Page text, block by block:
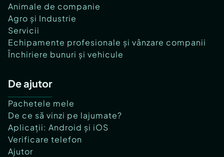
Animale de companie
Agro și Industrie
Servicii
Echipamente profesionale și vânzare companii
Închiriere bunuri și vehicule
De ajutor
Pachetele mele
De ce să vinzi pe lajumate?
Aplicații: Android și iOS
Verificare telefon
Ajutor